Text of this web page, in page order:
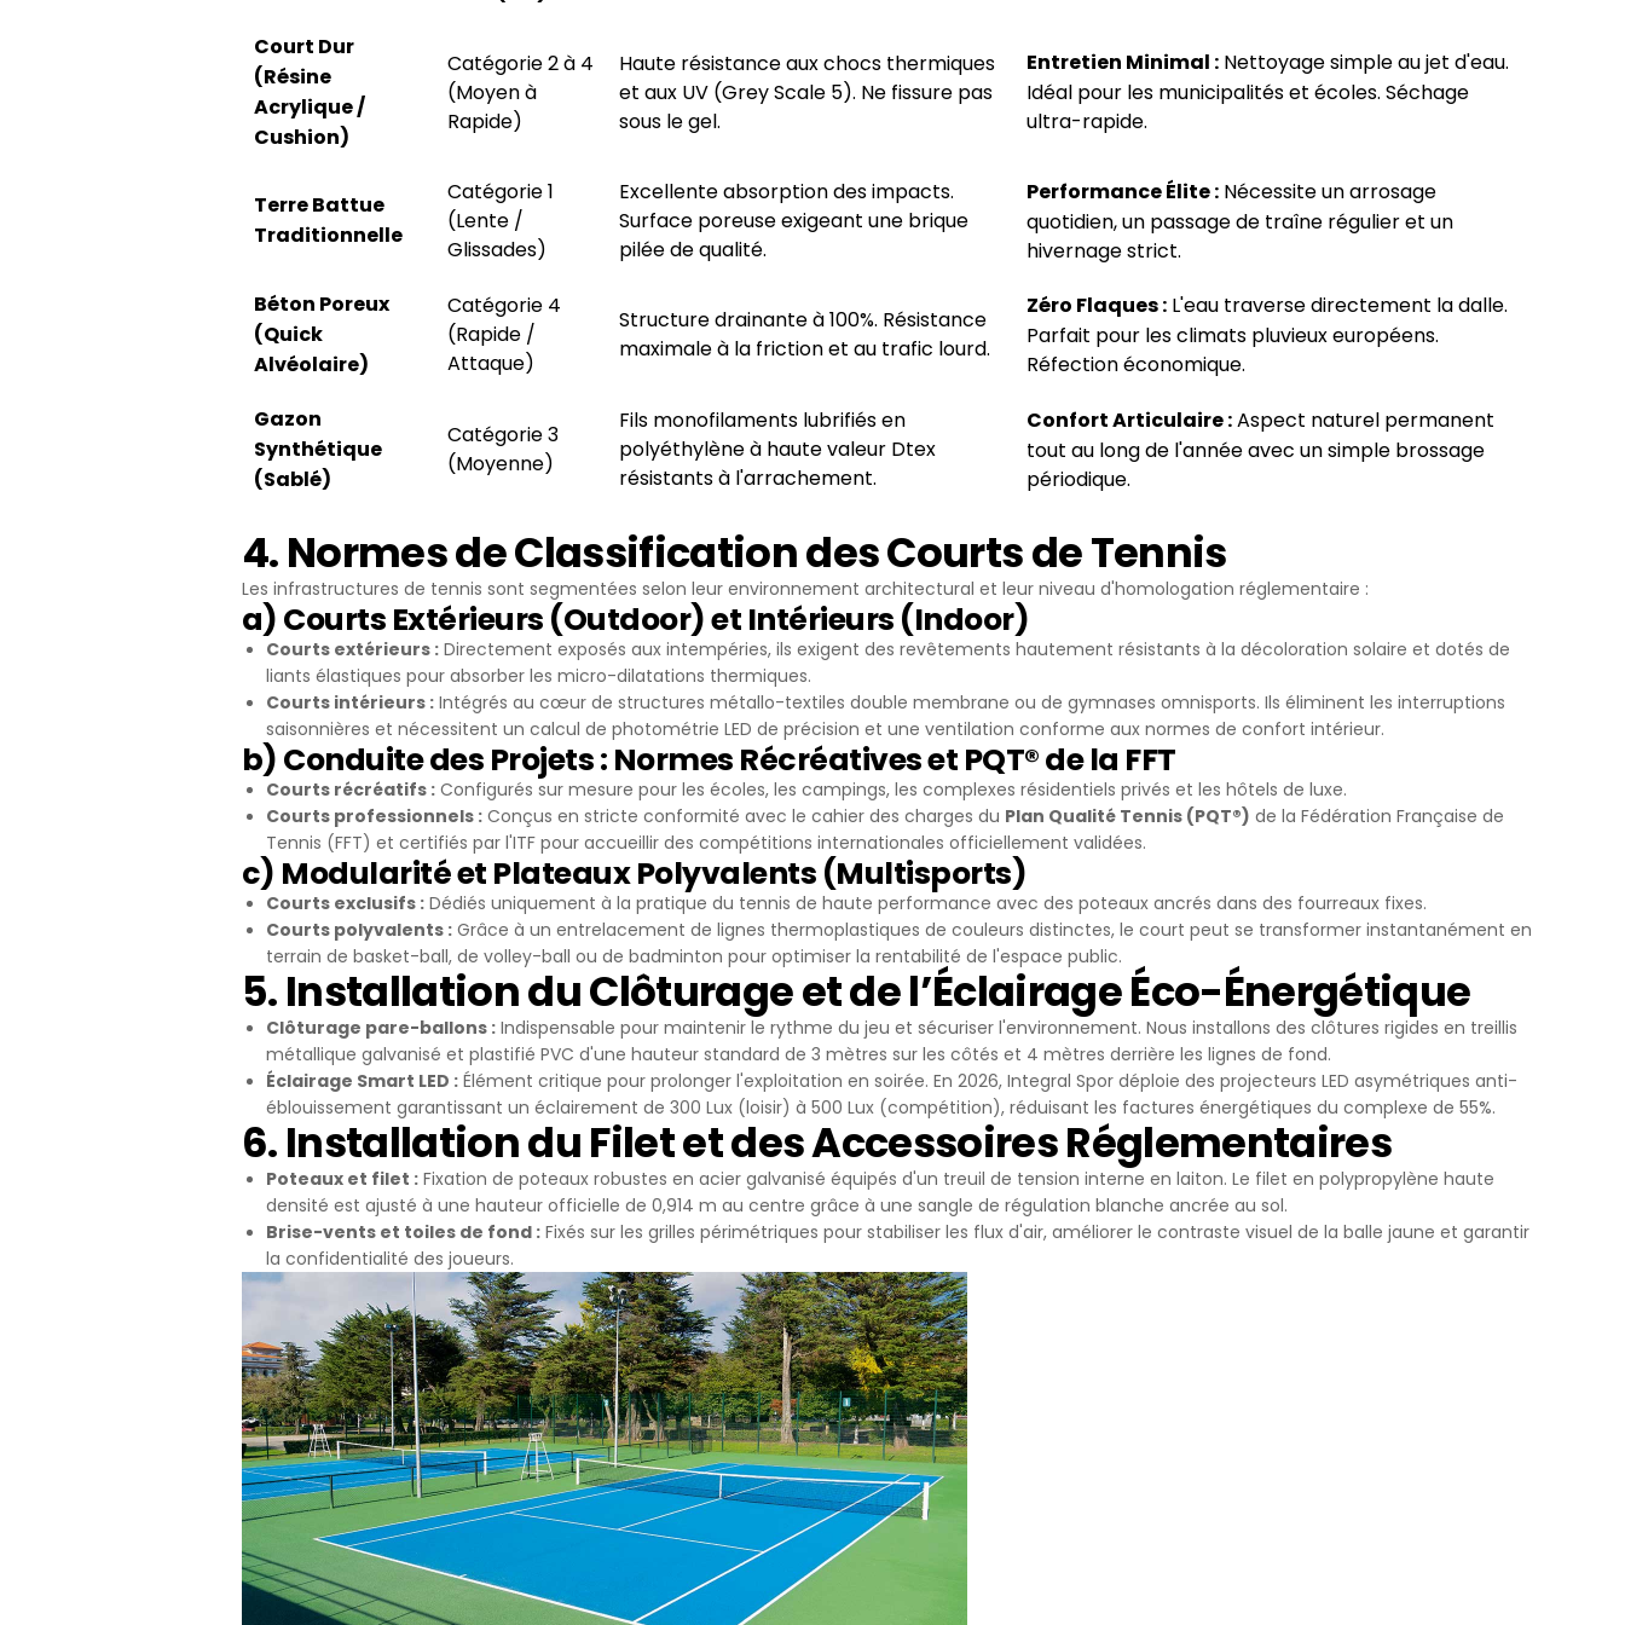
Court Dur
(Résine
Acrylique /
Cushion)
Catégorie 2 à 4
(Moyen à
Rapide)
Haute résistance aux chocs thermiques
et aux UV (Grey Scale 5). Ne fissure pas
sous le gel.
Entretien Minimal : Nettoyage simple au jet d'eau.
Idéal pour les municipalités et écoles. Séchage
ultra-rapide.
Terre Battue
Traditionnelle
Catégorie 1
(Lente /
Glissades)
Excellente absorption des impacts.
Surface poreuse exigeant une brique
pilée de qualité.
Performance Élite : Nécessite un arrosage
quotidien, un passage de traîne régulier et un
hivernage strict.
Béton Poreux
(Quick
Alvéolaire)
Catégorie 4
(Rapide /
Attaque)
Structure drainante à 100%. Résistance
maximale à la friction et au trafic lourd.
Zéro Flaques : L'eau traverse directement la dalle.
Parfait pour les climats pluvieux européens.
Réfection économique.
Gazon
Synthétique
(Sablé)
Catégorie 3
(Moyenne)
Fils monofilaments lubrifiés en
polyéthylène à haute valeur Dtex
résistants à l'arrachement.
Confort Articulaire : Aspect naturel permanent
tout au long de l'année avec un simple brossage
périodique.
4. Normes de Classification des Courts de Tennis
Les infrastructures de tennis sont segmentées selon leur environnement architectural et leur niveau d'homologation réglementaire :
a) Courts Extérieurs (Outdoor) et Intérieurs (Indoor)
Courts extérieurs : Directement exposés aux intempéries, ils exigent des revêtements hautement résistants à la décoloration solaire et dotés de
liants élastiques pour absorber les micro-dilatations thermiques.
Courts intérieurs : Intégrés au cœur de structures métallo-textiles double membrane ou de gymnases omnisports. Ils éliminent les interruptions
saisonnières et nécessitent un calcul de photométrie LED de précision et une ventilation conforme aux normes de confort intérieur.
b) Conduite des Projets : Normes Récréatives et PQT® de la FFT
Courts récréatifs : Configurés sur mesure pour les écoles, les campings, les complexes résidentiels privés et les hôtels de luxe.
Courts professionnels : Conçus en stricte conformité avec le cahier des charges du Plan Qualité Tennis (PQT®) de la Fédération Française de
Tennis (FFT) et certifiés par l'ITF pour accueillir des compétitions internationales officiellement validées.
c) Modularité et Plateaux Polyvalents (Multisports)
Courts exclusifs : Dédiés uniquement à la pratique du tennis de haute performance avec des poteaux ancrés dans des fourreaux fixes.
Courts polyvalents : Grâce à un entrelacement de lignes thermoplastiques de couleurs distinctes, le court peut se transformer instantanément en
terrain de basket-ball, de volley-ball ou de badminton pour optimiser la rentabilité de l'espace public.
5. Installation du Clôturage et de l’Éclairage Éco-Énergétique
Clôturage pare-ballons : Indispensable pour maintenir le rythme du jeu et sécuriser l'environnement. Nous installons des clôtures rigides en treillis
métallique galvanisé et plastifié PVC d'une hauteur standard de 3 mètres sur les côtés et 4 mètres derrière les lignes de fond.
Éclairage Smart LED : Élément critique pour prolonger l'exploitation en soirée. En 2026, Integral Spor déploie des projecteurs LED asymétriques anti-
éblouissement garantissant un éclairement de 300 Lux (loisir) à 500 Lux (compétition), réduisant les factures énergétiques du complexe de 55%.
6. Installation du Filet et des Accessoires Réglementaires
Poteaux et filet : Fixation de poteaux robustes en acier galvanisé équipés d'un treuil de tension interne en laiton. Le filet en polypropylène haute
densité est ajusté à une hauteur officielle de 0,914 m au centre grâce à une sangle de régulation blanche ancrée au sol.
Brise-vents et toiles de fond : Fixés sur les grilles périmétriques pour stabiliser les flux d'air, améliorer le contraste visuel de la balle jaune et garantir
la confidentialité des joueurs.
Web Adresi: www.alanadi.com